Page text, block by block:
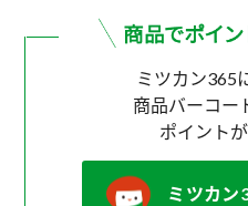
ミツカン365
商品バーコー
ポイント
ミツカン